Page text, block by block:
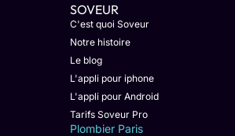
SOVEUR
C'est quoi Soveur
Notre histoire
Le blog
L'appli pour iphone
L'appli pour Android
Tarifs Soveur Pro
Plombier Paris